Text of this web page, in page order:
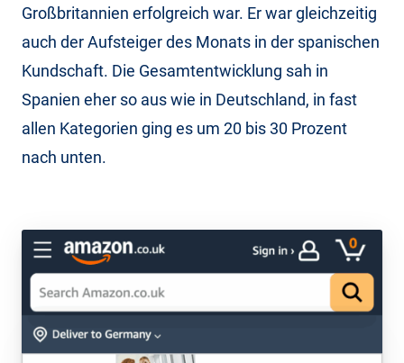
Großbritannien erfolgreich war. Er war gleichzeitig
auch der Aufsteiger des Monats in der spanischen
Kundschaft. Die Gesamtentwicklung sah in
Spanien eher so aus wie in Deutschland, in fast
allen Kategorien ging es um 20 bis 30 Prozent
nach unten.